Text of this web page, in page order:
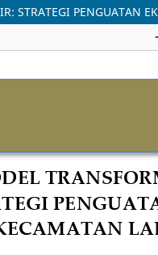
STRATEGI PENGUATAN